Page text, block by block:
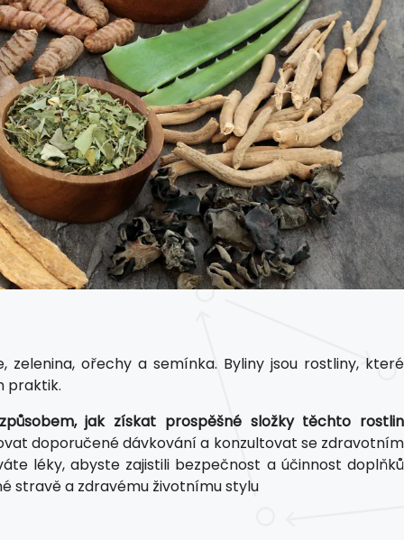
ořechy a semínka. Byliny jsou rostliny, které
praktik.
jak získat prospěšné složky těchto rostlin
doporučené dávkování a konzultovat se zdravotním
léky, abyste zajistili bezpečnost a účinnost doplňků
stravě a zdravému životnímu stylu